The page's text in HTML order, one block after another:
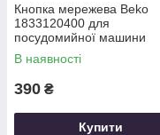
Кнопка мережева Beko
1833120400 для
посудомийної машини
В наявності
390 ₴
Купити